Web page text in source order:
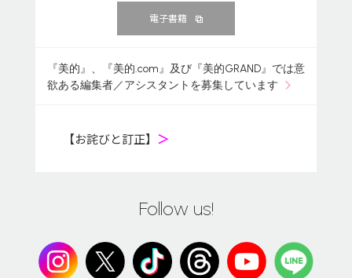
電子書籍
『美的』、『美的.com』及び『美的GRAND』では意
欲ある編集者／アシスタントを募集しています
【お詫びと訂正】 ＞
Follow us!